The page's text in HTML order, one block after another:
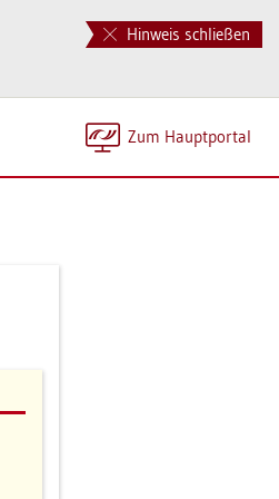
Hinweis schließen
Zum Haupt­por­tal